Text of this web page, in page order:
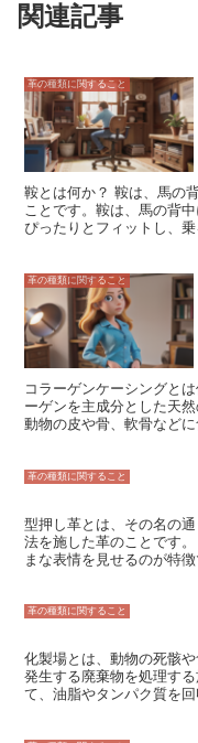
関連記事
革の種類に関すること
鞍とは何か？ 鞍は、馬の背中に置いて、乗る人が座るための道具の
ことです。鞍は、馬の背
ぴったりとフィットし、
るようにするために入れ
み、手綱を結ぶための手
ます。鞍は、乗馬をする上
革の種類に関すること
コラーゲンケーシングとは何か？ コラーゲンケーシン
ーゲンを主成分とした天
動物の皮や骨、軟骨など
品を包むために使用されます。 コラーゲンケーシング
の素材のため、食品の風
ができます。また、コラ
材でもあります。 コラーゲンケーシングは、主に豚の皮や骨から抽
出されます。豚の皮や骨
容易なためです。また、
シングは、ソーセージや
用されます。コラーゲン
め、加工食品をしっかり
コラーゲンケーシングは
に影響を与えず、安全に
革の種類に関すること
型押し革とは、その名の
法を施した革のことです
まな表情を見せるのが特
そのバリエーションは無限です。 型押し革は、本革
入手しやすいというメリ
靴など、さまざまなファ
た、型押し革は、本革よ
のため、ソファや椅子などの
は、その特徴を生かして
多く使用されています。
革の種類に関すること
化製場とは、動物の死骸
発生する廃棄物を処理す
て、油脂やタンパク質を